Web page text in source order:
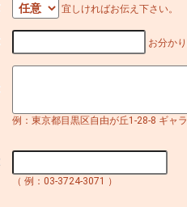
宜しければお伝え下さい。
お分か
例：東京都目黒区自由が丘1-28-8 ギャ
（ 例：03-3724-3071 ）